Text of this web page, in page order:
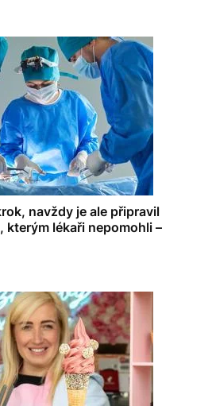
navždy je ale připravil
kterým lékaři nepomohli –